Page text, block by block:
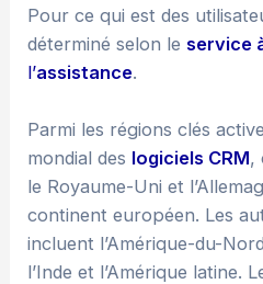
Pour ce qui est des
déterminé selon leservice
l’assistance.
Parmi les régions clés
mondial des logiciels CRM,
le Royaume-Uni et
continent européen. Les
incluent l’Amérique-du-
l’Inde et l’Amérique latine.